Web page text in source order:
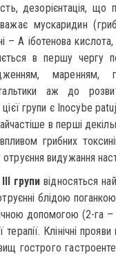
дезорієнтація,
мускаридин
– A іботенова
в першу чергу
маренням,
аж до
групи є Inocybe
в перші
грибних
отруєння видужання
групи відносяться
блідою
допомогою (2-га –
терапії. Клінічні
гострого